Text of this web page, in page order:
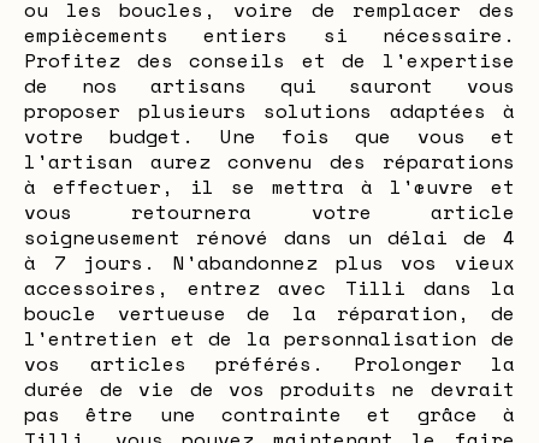
ou les boucles, voire de remplacer des
empiècements entiers si nécessaire.
Profitez des conseils et de l'expertise
de nos artisans qui sauront vous
proposer plusieurs solutions adaptées à
votre budget. Une fois que vous et
l'artisan aurez convenu des réparations
à effectuer, il se mettra à l'œuvre et
vous retournera votre article
soigneusement rénové dans un délai de 4
à 7 jours. N'abandonnez plus vos vieux
accessoires, entrez avec Tilli dans la
boucle vertueuse de la réparation, de
l'entretien et de la personnalisation de
vos articles préférés. Prolonger la
durée de vie de vos produits ne devrait
pas être une contrainte et grâce à